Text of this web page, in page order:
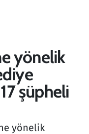
yönelik
şüpheli
yönelik